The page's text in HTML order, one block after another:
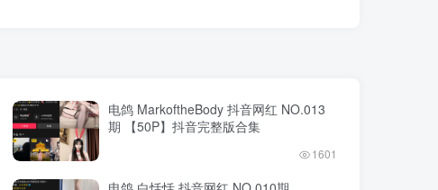
电鸽 MarkoftheBody 抖音网红 NO.013
期 【50P】抖音完整版合集
1601